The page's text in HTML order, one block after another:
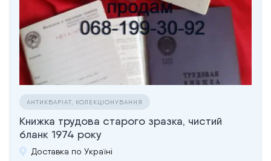
АНТИКВАРІАТ, КОЛЕКЦІОНУВАННЯ
Книжка трудова старого зразка, чистий
бланк 1974 року
Доставка по Україні